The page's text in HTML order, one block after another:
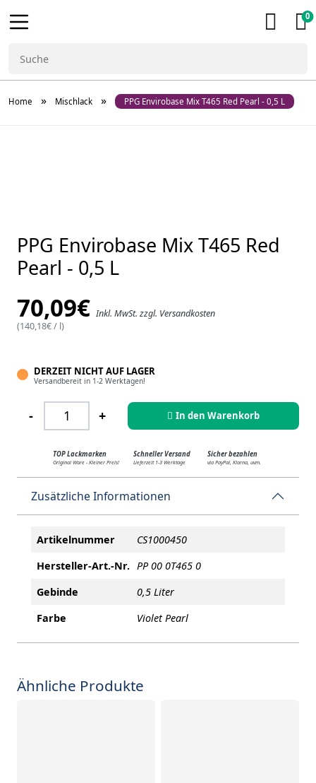
0
Home » Mischlack » PPG Envirobase Mix T465 Red Pearl - 0,5 L
PPG Envirobase Mix T465 Red
Pearl - 0,5 L
70,09€ Inkl. MwSt. zzgl. Versandkosten
(140,18€/ l)
DERZEIT NICHT AUF LAGER
Versandbereit in 1-2 Werktagen!
-
PPG Envirobase Mix T465 Red Pearl - 0,5 L Menge
+ In den Warenkorb
TOP Lackmarken
Original Ware - Kleiner Preis!
Schneller Versand
Lieferzeit 1-3 Werktage
Sicher bezahlen
via PayPal, Klarna, uvm.
Zusätzliche Informationen
Artikelnummer
CS1000450
Hersteller-Art.-Nr. PP 00 0T465 0
Gebinde
0,5 Liter
Farbe
Violet Pearl
Ähnliche Produkte